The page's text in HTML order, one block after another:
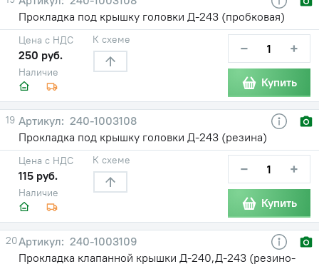
Прокладка под крышку головки Д-243 (пробковая)
Наличие
Цена с НДС
250 руб.
К схеме − +
Купить
19
240-1003108
Прокладка под крышку головки Д-243 (резина)
Наличие
Цена с НДС
115 руб.
К схеме − +
Купить
20
240-1003109
Прокладка клапанной крышки Д-240,Д-243 (резино-